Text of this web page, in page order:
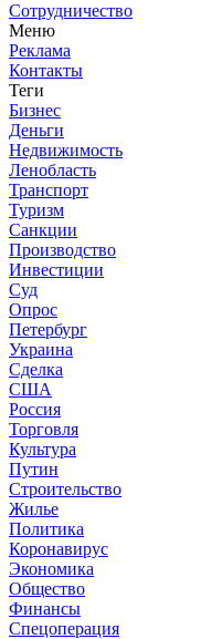
Сотрудничество
Меню
Реклама
Контакты
Теги
Бизнес
Деньги
Недвижимость
Ленобласть
Транспорт
Туризм
Санкции
Производство
Инвестиции
Суд
Опрос
Петербург
Украина
Сделка
США
Россия
Торговля
Культура
Путин
Строительство
Жилье
Политика
Коронавирус
Экономика
Общество
Финансы
Спецоперация